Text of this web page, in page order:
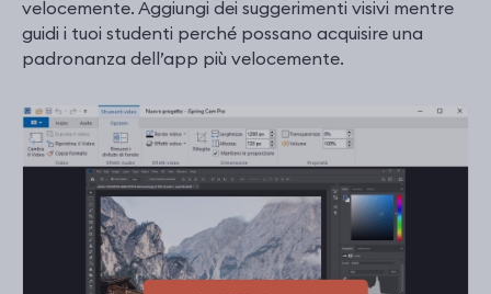
velocemente. Aggiungi dei suggerimenti visivi mentre
guidi i tuoi studenti perché possano acquisire una
padronanza dell’app più velocemente.